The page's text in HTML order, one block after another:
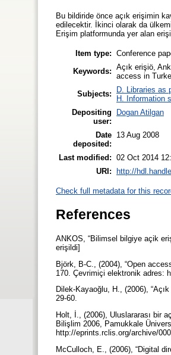
Bu bildiride önce açık erişimin
edilecektir. İkinci olarak da
Erişim platformunda yer alan
Item type: Conference
Keywords: Açık erişiö,
access in
Subjects:
D. Libraries as
H. Information
Depositing
user:
Dogan Atilgan
Date
deposited:
13 Aug 2008
Last modified: 02 Oct 2014
URI:
http://
Check full metadata for this
References
ANKOS, “Bilimsel bilgiye açik
erişildi]
Björk, B-C., (2004), “Open
170. Çevrimiçi elektronik adres:
Dilek-Kayaoğlu, H., (2006),
29-60.
Holt, İ., (2006), Uluslararası bir
Bilişlim 2006, Pamukkale
http://eprints.rclis.org/archive/
McCulloch, E., (2006), “Digital